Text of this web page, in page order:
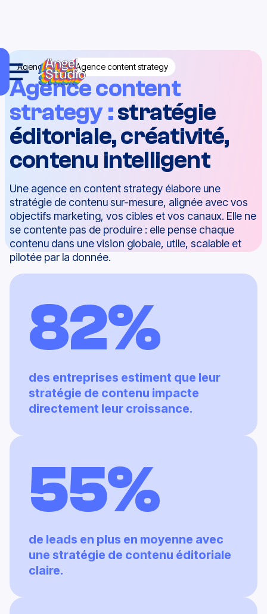
Agences Agence content strategy
Agence content
strategy :stratégie
éditoriale, créativité,
contenu intelligent
Une agence en content strategy élabore une
stratégie de contenu sur-mesure, alignée avec vos
objectifs marketing, vos cibles et vos canaux. Elle ne
se contente pas de produire : elle pense chaque
contenu dans une vision globale, utile, scalable et
pilotée par la donnée.
82%
des entreprises estiment que leur
stratégie de contenu impacte
directement leur croissance.
55%
de leads en plus en moyenne avec
une stratégie de contenu éditoriale
claire.